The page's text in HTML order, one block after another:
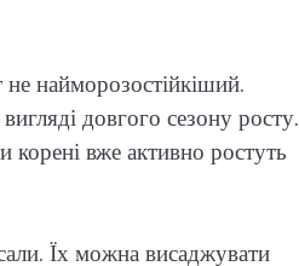
найморозостійкіший.
довгого сезону росту.
корені вже активно ростуть
Їх можна висаджувати